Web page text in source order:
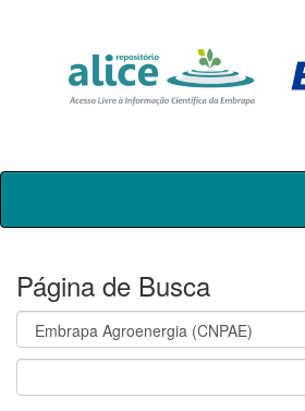
Skip
Página de Busca